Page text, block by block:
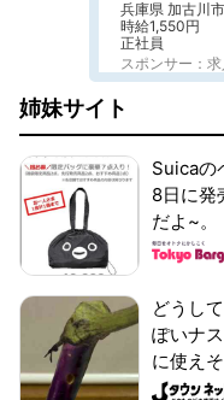
兵庫県 加古川市
時給1,550円
正社員
スポンサー：
姉妹サイト
Suicaの
8日に発
だよ~。
どうし
ぽいナ
に使え